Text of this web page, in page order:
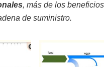
, más de los
de suministro.